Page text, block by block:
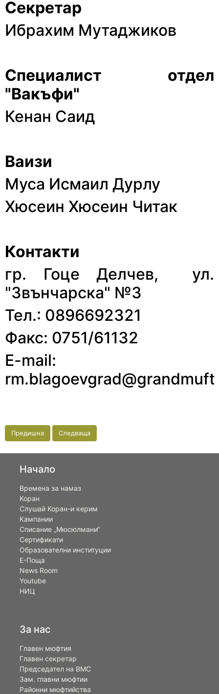
Секретар
Ибрахим Мутаджиков
Специалист отдел
"Вакъфи"
Кенан Саид
Ваизи
Муса Исмаил Дурлу
Хюсеин Хюсеин Читак
Контакти
гр. Гоце Делчев, ул.
"Звънчарска" №3
Тел.: 0896692321
Факс: 0751/61132
E-mail:
Предишна Следваща
Начало
Времена за намаз
Коран
Слушай Коран-и керим
Кампании
Списание „Мюсюлмани“
Сертификати
Образователни институции
Е-Поща
News Room
Youtube
НИЦ
За нас
Главен мюфтия
Главен секретар
Председател на ВМС
Зам. главни мюфтии
Районни мюфтийства